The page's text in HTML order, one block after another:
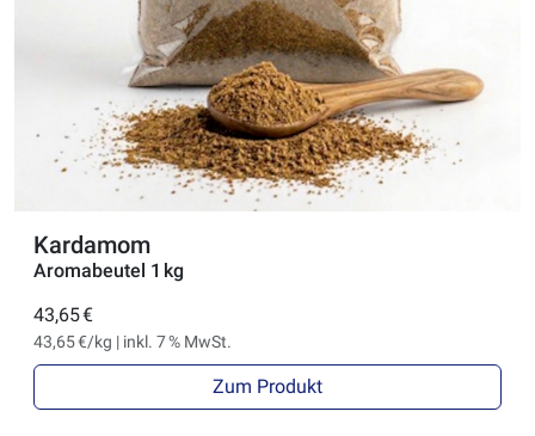
Kardamom
Aromabeutel 1 kg
43,65 €
43,65 €/kg | inkl. 7 % MwSt.
Zum Produkt